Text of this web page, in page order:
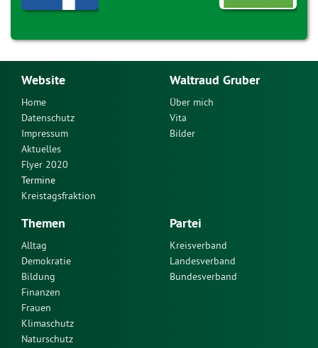
Website
Home
Datenschutz
Impressum
Aktuelles
Flyer 2020
Termine
Kreistagsfraktion
Waltraud Gruber
Über mich
Vita
Bilder
Themen
Alltag
Demokratie
Bildung
Finanzen
Frauen
Klimaschutz
Naturschutz
Partei
Kreisverband
Landesverband
Bundesverband